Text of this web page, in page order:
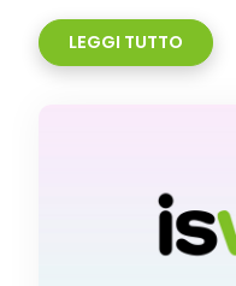
LEGGI TUTTO